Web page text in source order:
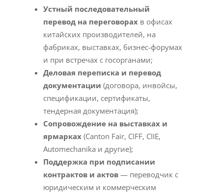
Устный последовательный
перевод на переговорах в офисах
китайских производителей, на
фабриках, выставках, бизнес-форумах
и при встречах с госорганами;
Деловая переписка и перевод
документации (договора, инвойсы,
спецификации, сертификаты,
тендерная документация);
Сопровождение на выставках и
ярмарках (Canton Fair, CIFF, CIIE,
Automechanika и другие);
Поддержка при подписании
контрактов и актов — переводчик с
юридическим и коммерческим